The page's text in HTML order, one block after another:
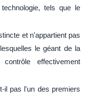
tels que le
et n'appartient pas
le géant de la
effectivement
il pas l'un des premiers